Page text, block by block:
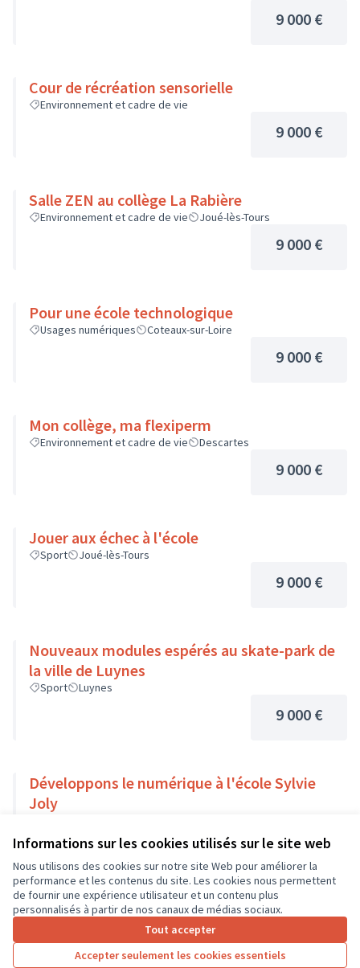
Informations sur les cookies utilisés sur le site web
Nous utilisons des cookies sur notre site Web pour améliorer la
performance et les contenus du site. Les cookies nous permettent
de fournir une expérience utilisateur et un contenu plus
personnalisés à partir de nos canaux de médias sociaux.
Tout accepter
Accepter seulement les cookies essentiels
9 000 €
Cour de récréation sensorielle
Environnement et cadre de vie
9 000 €
Salle ZEN au collège La Rabière
Environnement et cadre de vie Joué-lès-Tours
9 000 €
Pour une école technologique
Usages numériques Coteaux-sur-Loire
9 000 €
Mon collège, ma flexiperm
Environnement et cadre de vie Descartes
9 000 €
Jouer aux échec à l'école
Sport Joué-lès-Tours
9 000 €
Nouveaux modules espérés au skate-park de
la ville de Luynes
Sport Luynes
9 000 €
Développons le numérique à l'école Sylvie
Joly
9 000 €
Résultats par page : 100
3 … 7